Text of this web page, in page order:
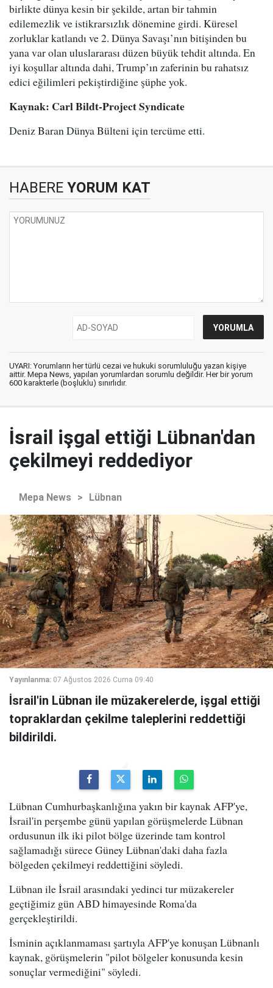
birlikte dünya kesin bir şekilde, artan bir tahmin
edilemezlik ve istikrarsızlık dönemine girdi. Küresel
zorluklar katlandı ve 2. Dünya Savaşı’nın bitişinden bu
yana var olan uluslararası düzen büyük tehdit altında. En
iyi koşullar altında dahi, Trump’ın zaferinin bu rahatsız
edici eğilimleri pekiştirdiğine şüphe yok.
Kaynak: Carl Bildt-Project Syndicate
Deniz Baran Dünya Bülteni için tercüme etti.
HABERE YORUM KAT
UYARI: Yorumların her türlü cezai ve hukuki sorumluluğu yazan kişiye
aittir. Mepa News, yapılan yorumlardan sorumlu değildir. Her bir yorum
600 karakterle (boşluklu) sınırlıdır.
İsrail işgal ettiği Lübnan'dan
çekilmeyi reddediyor
Mepa News > Lübnan
Yayınlanma: 07 Ağustos 2026 Cuma 09:40
İsrail'in Lübnan ile müzakerelerde, işgal ettiği
topraklardan çekilme taleplerini reddettiği
bildirildi.
Lübnan Cumhurbaşkanlığına yakın bir kaynak AFP'ye,
İsrail'in perşembe günü yapılan görüşmelerde Lübnan
ordusunun ilk iki pilot bölge üzerinde tam kontrol
sağlamadığı sürece Güney Lübnan'daki daha fazla
bölgeden çekilmeyi reddettiğini söyledi.
Lübnan ile İsrail arasındaki yedinci tur müzakereler
geçtiğimiz gün ABD himayesinde Roma'da
gerçekleştirildi.
İsminin açıklanmaması şartıyla AFP'ye konuşan Lübnanlı
kaynak, görüşmelerin "pilot bölgeler konusunda kesin
sonuçlar vermediğini" söyledi.